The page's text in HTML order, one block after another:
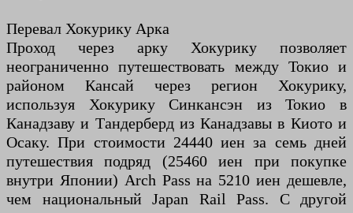
Перевал Хокурику Арка
Проход через арку Хокурику позволяет
неограниченно путешествовать между Токио и
районом Кансай через регион Хокурику,
используя Хокурику Синкансэн из Токио в
Канадзаву и Тандерберд из Канадзавы в Киото и
Осаку. При стоимости 24440 иен за семь дней
путешествия подряд (25460 иен при покупке
внутри Японии) Arch Pass на 5210 иен дешевле,
чем национальный Japan Rail Pass. С другой